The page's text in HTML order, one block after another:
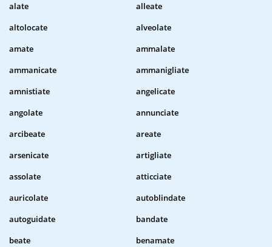
alate
alleate
altolocate
alveolate
amate
ammalate
ammanicate
ammanigliate
amnistiate
angelicate
angolate
annunciate
arcibeate
areate
arsenicate
artigliate
assolate
atticciate
auricolate
autoblindate
autoguidate
bandate
beate
benamate